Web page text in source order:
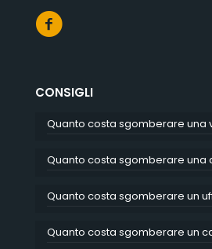
CONSIGLI
Quanto costa sgomberare una
Quanto costa sgomberare una
Quanto costa sgomberare un
Quanto costa sgomberare un